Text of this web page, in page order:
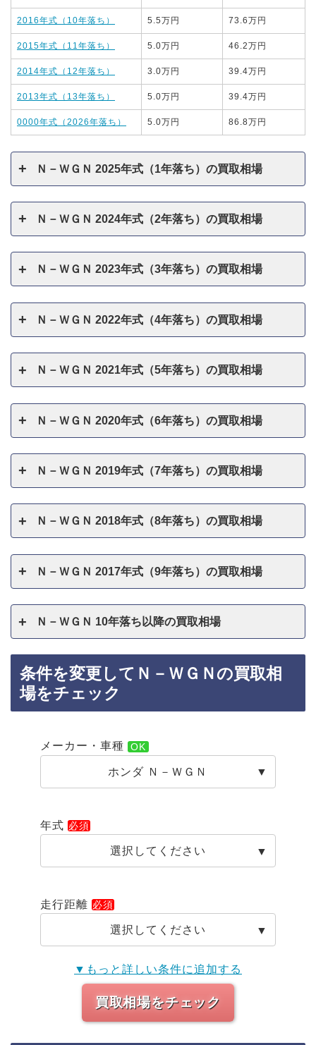
2016年式（10年落ち） 5.5万円 73.6万円
2015年式（11年落ち） 5.0万円 46.2万円
2014年式（12年落ち） 3.0万円 39.4万円
2013年式（13年落ち） 5.0万円 39.4万円
0000年式（2026年落ち） 5.0万円 86.8万円
Ｎ－ＷＧＮ 2025年式（1年落ち）の買取相場
Ｎ－ＷＧＮ 2024年式（2年落ち）の買取相場
Ｎ－ＷＧＮ 2023年式（3年落ち）の買取相場
Ｎ－ＷＧＮ 2022年式（4年落ち）の買取相場
Ｎ－ＷＧＮ 2021年式（5年落ち）の買取相場
Ｎ－ＷＧＮ 2020年式（6年落ち）の買取相場
Ｎ－ＷＧＮ 2019年式（7年落ち）の買取相場
Ｎ－ＷＧＮ 2018年式（8年落ち）の買取相場
Ｎ－ＷＧＮ 2017年式（9年落ち）の買取相場
Ｎ－ＷＧＮ 10年落ち以降の買取相場
条件を変更してＮ－ＷＧＮの買取相
場をチェック
メーカー・車種
ホンダ Ｎ－ＷＧＮ
年式
選択してください
走行距離
選択してください
▼もっと詳しい条件に追加する
買取相場をチェック